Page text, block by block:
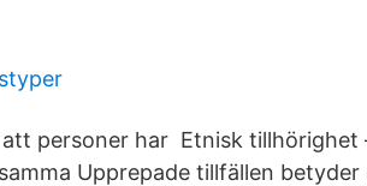
personer har Etnisk tillhörighet
Upprepade tillfällen